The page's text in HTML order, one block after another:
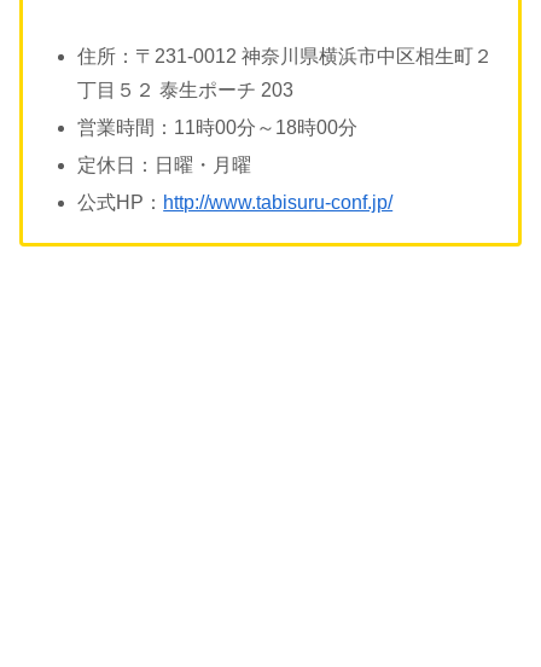
住所：〒231-0012 神奈川県横浜市中区相生町２
丁目５２ 泰生ポーチ 203
営業時間：11時00分～18時00分
定休日：日曜・月曜
公式HP： http://www.tabisuru-conf.jp/